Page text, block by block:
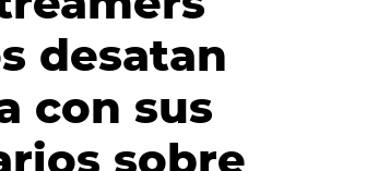
desatan
con sus
sobre